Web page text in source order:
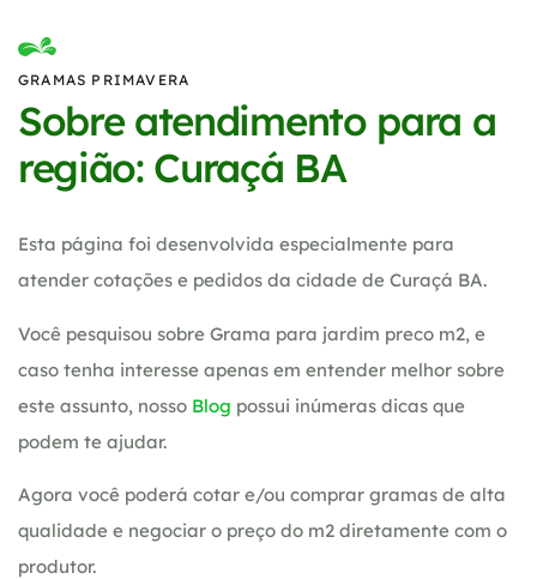
GRAMAS PRIMAVERA
Sobre atendimento para a
região: Curaçá BA
Esta página foi desenvolvida especialmente para
atender cotações e pedidos da cidade de Curaçá BA.
Você pesquisou sobre Grama para jardim preco m2, e
caso tenha interesse apenas em entender melhor sobre
este assunto, nosso Blog possui inúmeras dicas que
podem te ajudar.
Agora você poderá cotar e/ou comprar gramas de alta
qualidade e negociar o preço do m2 diretamente com o
produtor.